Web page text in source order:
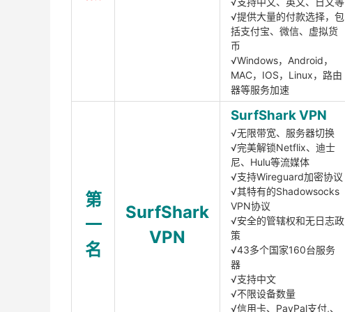
√提供大量的付款选择，包
括支付宝、微信、虚拟货
币
√Windows，Android，
MAC，IOS，Linux，路由
器等服务加速
第
一
名
SurfShark
VPN
SurfShark VPN
√无限带宽、服务器切换
√完美解锁Netflix、迪士
尼、Hulu等流媒体
√支持Wireguard加密协议
√其特有的Shadowsocks
VPN协议
√安全的管辖权和无日志政
策
√43多个国家160台服务
器
√支持中文
√不限设备数量
√信用卡、PayPal支付,、